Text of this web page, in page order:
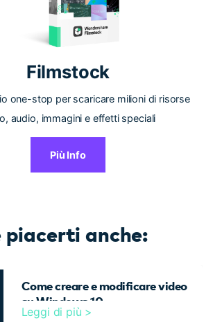
Filmstock
one-stop per scaricare milioni di risorse
audio, immagini e effetti speciali
Più Info
piacerti anche:
Come creare e modificare video
su Windows 10
Leggi di più >